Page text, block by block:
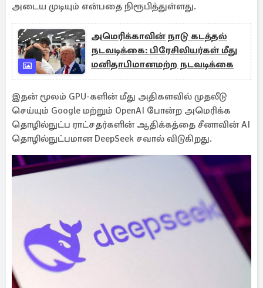
அடைய முடியும் என்பதை நிரூபித்துள்ளது.
அமெரிக்காவின் நாடு கடத்தல்
நடவடிக்கை: பிரேசிலியர்கள் மீது
மனிதாபிமானமற்ற நடவடிக்கை
இதன் மூலம் GPU-களின் மீது அதிகளவில் முதலீடு
செய்யும் Google மற்றும் OpenAI போன்ற அமெரிக்க
தொழில்நுட்ப ராட்சதர்களின் ஆதிக்கத்தை சீனாவின் AI
தொழில்நுட்பமான DeepSeek சவால் விடுகிறது.